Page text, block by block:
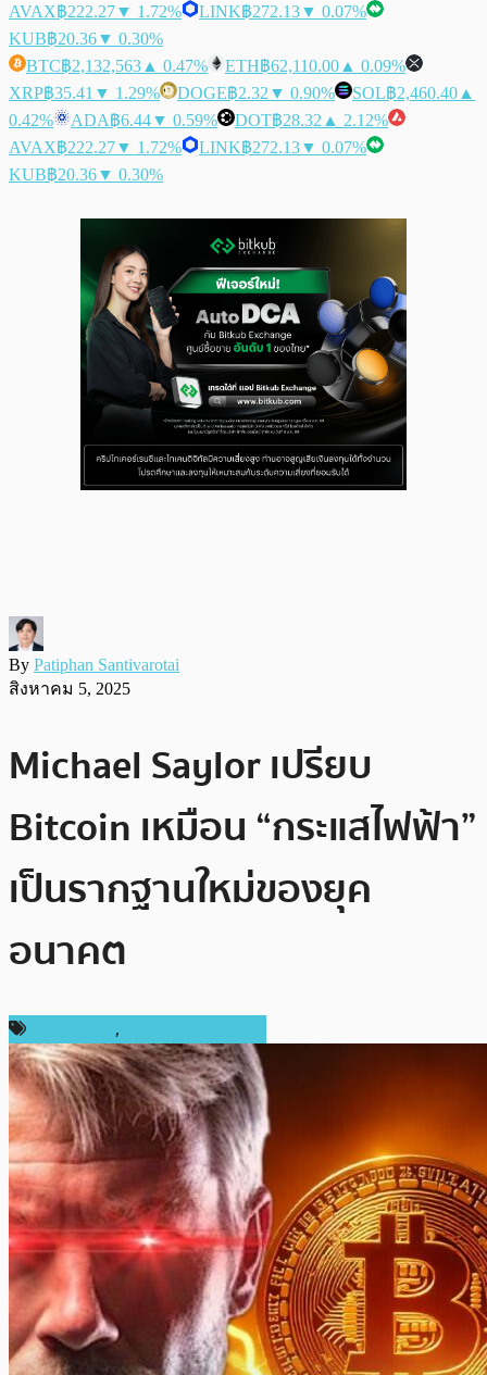
AVAX฿222.27▼ 1.72% LINK฿272.13▼ 0.07%
KUB฿20.36▼ 0.30%
BTC฿2,132,563 ▲ 0.47% ETH฿62,110.00 ▲ 0.09%
XRP฿35.41 ▼ 1.29% DOGE฿2.32 ▼ 0.90% SOL฿2,460.40 ▲
0.42%
ADA฿6.44▼ 0.59% DOT฿28.32 ▲ 2.12%
AVAX฿222.27▼ 1.72% LINK฿272.13▼ 0.07%
KUB฿20.36▼ 0.30%
By Patiphan Santivarotai
สิงหาคม 5, 2025
Michael Saylor เปรียบ
Bitcoin เหมือน “กระแสไฟฟ้า”
เป็นรากฐานใหม่ของยุค
อนาคต
,